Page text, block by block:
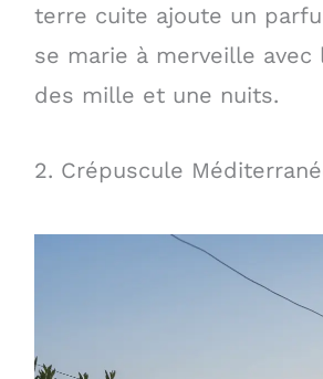
terre cuite ajoute un
se marie à merveille avec
des mille et une nuits.
2. Crépuscule